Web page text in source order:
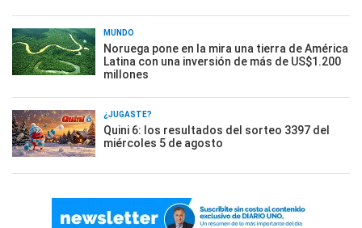
MUNDO
Noruega pone en la mira una tierra de América
Latina con una inversión de más de US$1.200
millones
¿JUGASTE?
Quini 6: los resultados del sorteo 3397 del
miércoles 5 de agosto